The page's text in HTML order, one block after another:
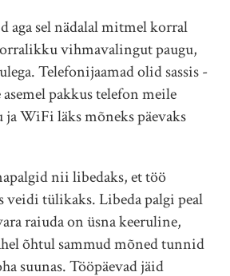
aga sel nädalal mitmel korral
vihmavalingut paugu,
Telefonijaamad olid sassis -
pakkus telefon meile
WiFi läks mõneks päevaks
nii libedaks, et töö
veidi tülikaks. Libeda palgi peal
raiuda on üsna keeruline,
õhtul sammud mõned tunnid
suunas. Tööpäevad jäid